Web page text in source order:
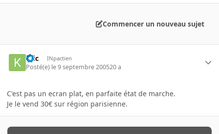
Commencer un nouveau sujet
Kric INpactien
Posté(e) le 9 septembre 200520 a
C'est pas un ecran plat, en parfaite état de marche.
Je le vend 30€ sur région parisienne.